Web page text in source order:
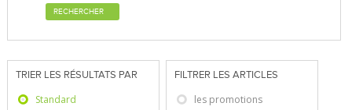
RECHERCHER
TRIER LES RÉSULTATS PAR
Standard
FILTRER LES ARTICLES
les promotions